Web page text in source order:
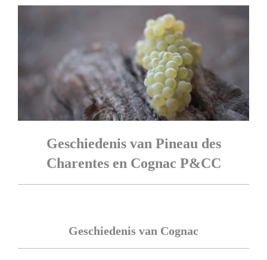
Geschiedenis van Pineau des
Charentes en Cognac P&CC
Geschiedenis van Cognac